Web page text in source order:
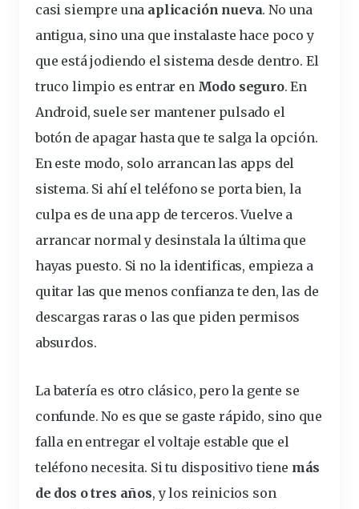
casi siempre una aplicación nueva. No una
antigua, sino una que instalaste hace poco y
que está jodiendo el sistema desde dentro. El
truco limpio es entrar en Modo seguro. En
Android, suele ser mantener pulsado el
botón de apagar hasta que te salga la opción.
En este modo, solo arrancan las apps del
sistema. Si ahí el teléfono se porta bien, la
culpa es de una app de terceros. Vuelve a
arrancar normal y desinstala la última que
hayas puesto. Si no la identificas, empieza a
quitar las que menos confianza te den, las de
descargas raras o las que piden permisos
absurdos.
Labatería es otro clásico, pero la gente se
confunde. No es que se gasterápido, sino que
falla en entregar el voltaje estable que el
teléfono necesita. Si tu dispositivo tiene más
de dos o tres años, y los reinicios son